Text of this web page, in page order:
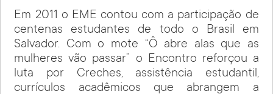
Em 2011 o EME contou com a participação de
centenas estudantes de todo o Brasil em
Salvador. Com o mote “Ô abre alas que as
mulheres vão passar” o Encontro reforçou a
luta por Creches, assistência estudantil,
currículos acadêmicos que abrangem a